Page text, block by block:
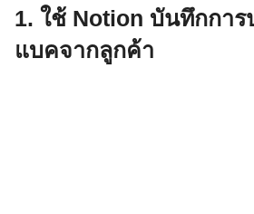
1. ใช้ Notion บันทึกกา
แบคจากลูกค้า